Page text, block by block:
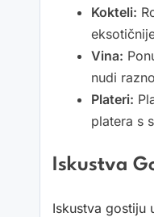
Kokteli:
Vina:
nudi
Plateri:
platera s
Iskustva
Iskustva gostiju